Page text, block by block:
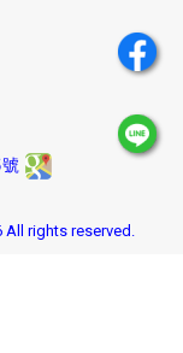
rights reserved.